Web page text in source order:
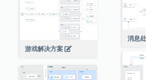
游戏解决方案
消息